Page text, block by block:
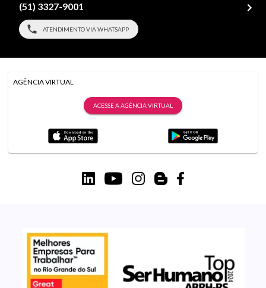
(51) 3327-9001
ATENDIMENTO VIA WHATSAPP
AGÊNCIA VIRTUAL
ACESSE A AGÊNCIA VIRTUAL